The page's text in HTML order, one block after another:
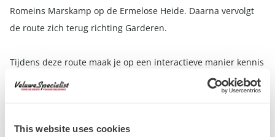
This website uses cookies
Romeins Marskamp op de Ermelose Heide. Daarna vervolgt
de route zich terug richting Garderen.
Tijdens deze route maak je op een interactieve manier kennis
met het Romeinse verleden van de Veluwe. Laat je verrassen